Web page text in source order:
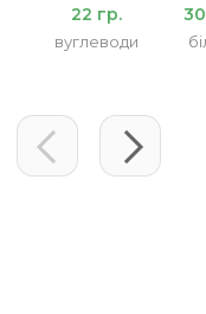
22 гр.
вуглеводи